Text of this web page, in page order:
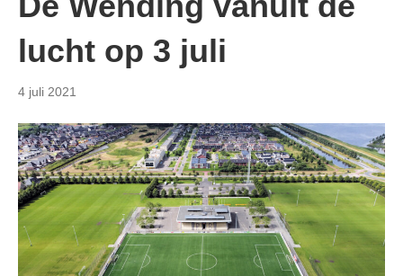
lucht op 3 juli
4 juli 2021